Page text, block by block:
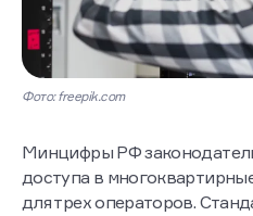
Минцифры РФ
доступа в